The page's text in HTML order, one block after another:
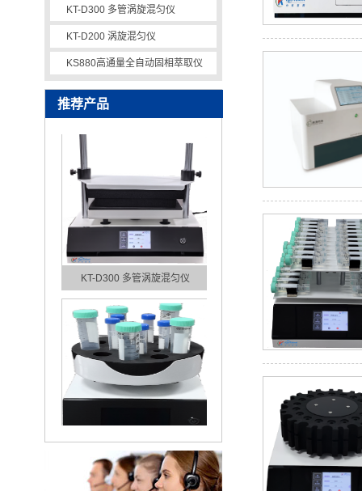
KT-D300 多管涡旋混匀仪
KT-D200 涡旋混匀仪
KS880高通量全自动固相萃取仪
推荐产品
KT-D500 多管涡旋混匀仪
KT-D300 多管涡旋混匀仪
KT-D200 涡旋混匀仪